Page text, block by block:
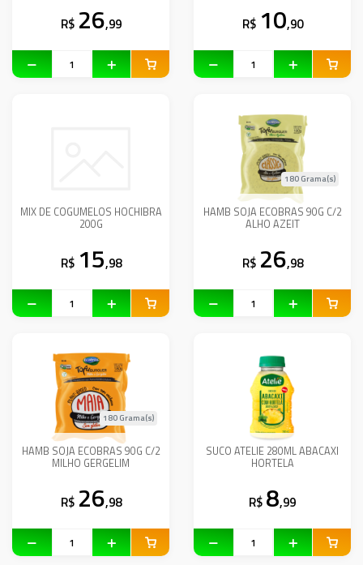
R$ 26,99 R$ 10,90
MIX DE COGUMELOS HOCHIBRA
200G
R$ 15,98
HAMB SOJA ECOBRAS 90G C/2
ALHO AZEIT
180 Grama(s)
R$ 26,98
HAMB SOJA ECOBRAS 90G C/2
MILHO GERGELIM
180 Grama(s)
R$ 26,98
SUCO ATELIE 280ML ABACAXI
HORTELA
R$ 8,99